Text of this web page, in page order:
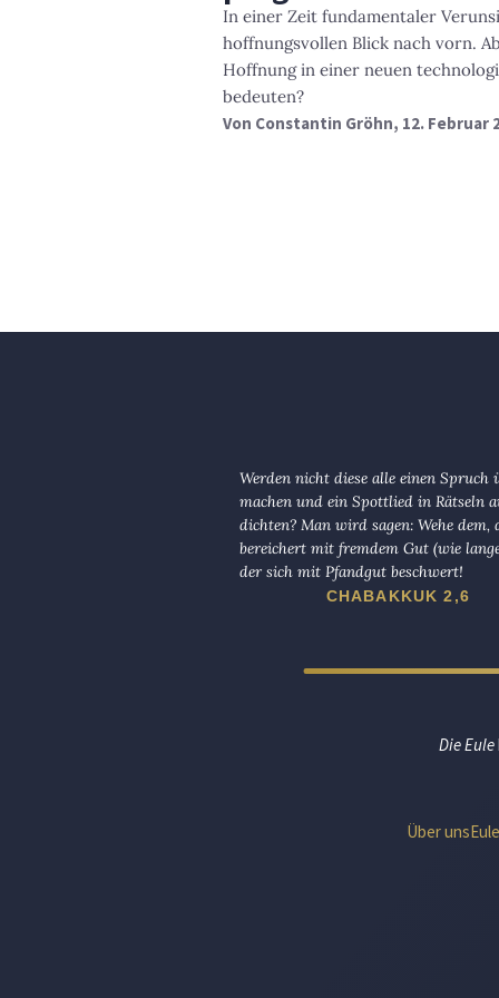
In einer Zeit fundamentaler
hoffnungsvollen Blick nach vorn.
Hoffnung in einer neuen
bedeuten?
Von Constantin Gröhn, 12. Februar
Werden nicht diese alle einen Spruch
machen und ein Spottlied in Rätseln
dichten? Man wird sagen: Wehe dem,
bereichert mit fremdem Gut (wie
der sich mit Pfandgut beschwert!
CHABAKKUK 2,6
Die Eule
Über uns